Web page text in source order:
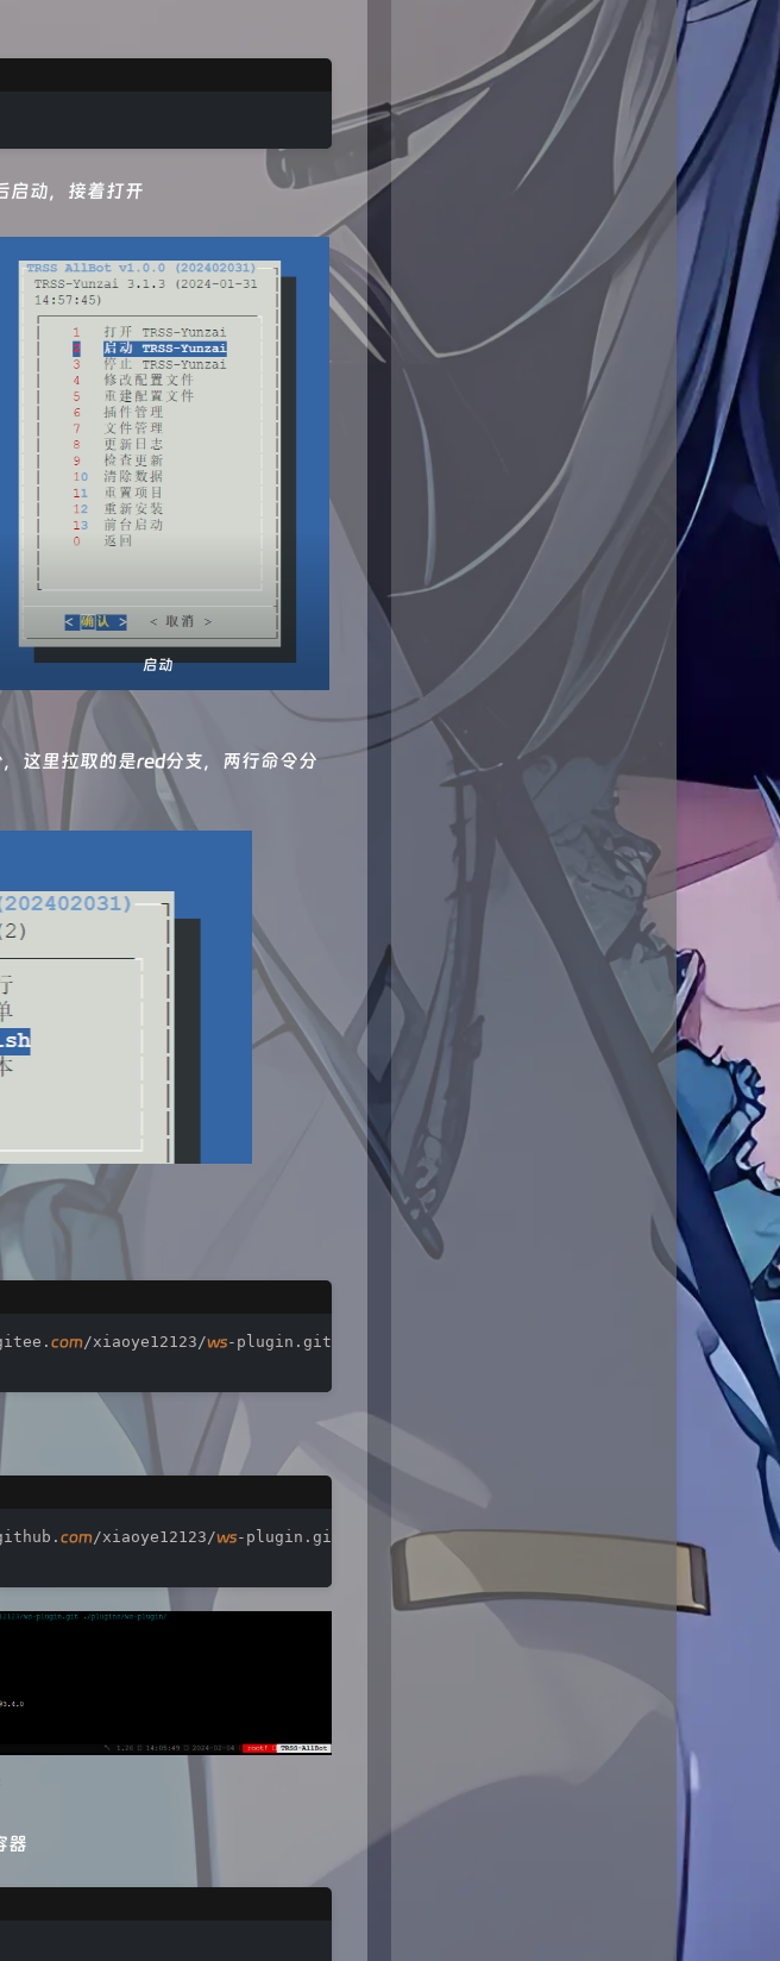
启动，接着打开
启动
这里拉取的是red分支，两行命令分
com/xiaoye12123/ws-plugin.git ./plugins/
com/xiaoye12123/ws-plugin.git ./plugins/ws-plugin/
器